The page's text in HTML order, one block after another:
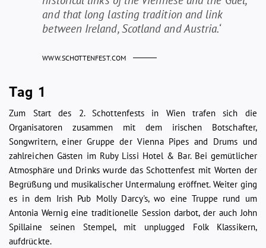
and that long lasting tradition and link
between Ireland, Scotland and Austria.‘
WWW.SCHOTTENFEST.COM
Tag 1
Zum Start des 2. Schottenfests in Wien trafen sich die
Organisatoren zusammen mit dem irischen Botschafter,
Songwritern, einer Gruppe der Vienna Pipes and Drums und
zahlreichen Gästen im Ruby Lissi Hotel & Bar. Bei gemütlicher
Atmosphäre und Drinks wurde das Schottenfest mit Worten der
Begrüßung und musikalischer Untermalung eröffnet. Weiter ging
es in dem Irish Pub Molly Darcy's, wo eine Truppe rund um
Antonia Wernig eine traditionelle Session darbot, der auch John
Spillaine seinen Stempel, mit unplugged Folk Klassikern,
aufdrückte.